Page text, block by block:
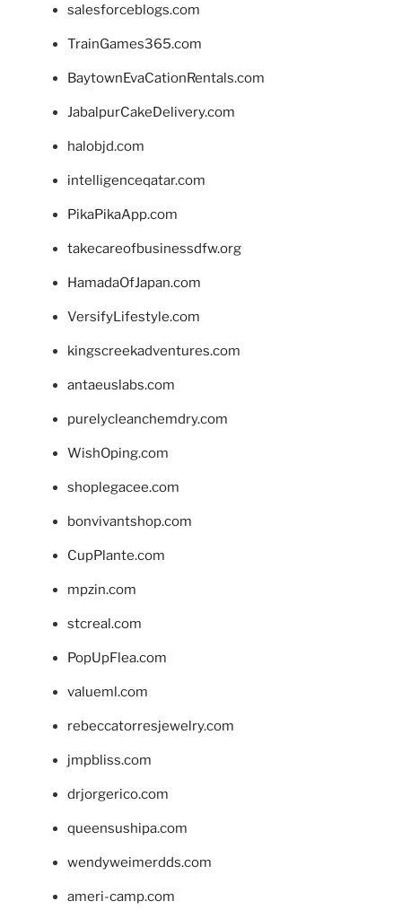
salesforceblogs.com
TrainGames365.com
BaytownEvaCationRentals.com
JabalpurCakeDelivery.com
halobjd.com
intelligenceqatar.com
PikaPikaApp.com
takecareofbusinessdfw.org
HamadaOfJapan.com
VersifyLifestyle.com
kingscreekadventures.com
antaeuslabs.com
purelycleanchemdry.com
WishOping.com
shoplegacee.com
bonvivantshop.com
CupPlante.com
mpzin.com
stcreal.com
PopUpFlea.com
valueml.com
rebeccatorresjewelry.com
jmpbliss.com
drjorgerico.com
queensushipa.com
wendyweimerdds.com
ameri-camp.com